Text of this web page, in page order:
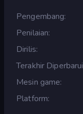
Pengembang
Penilaian
Dirilis
Terakhir Diperbarui
Mesin game
Platform